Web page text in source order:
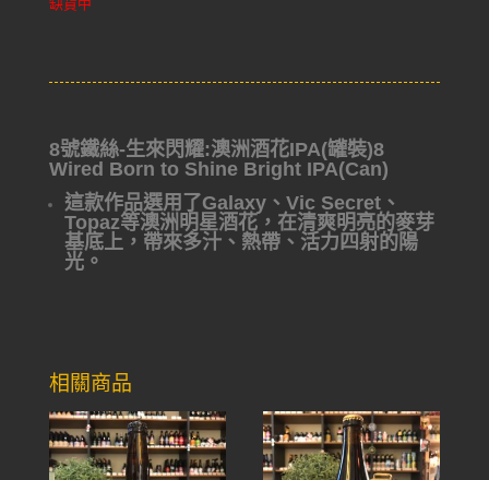
缺貨中
8號鐵絲-生來閃耀:澳洲酒花IPA(罐裝)8
Wired Born to Shine Bright IPA(Can)
這款作品選用了Galaxy、Vic Secret、
Topaz等澳洲明星酒花，在清爽明亮的麥芽
基底上，帶來多汁、熱帶、活力四射的陽
光。
相關商品